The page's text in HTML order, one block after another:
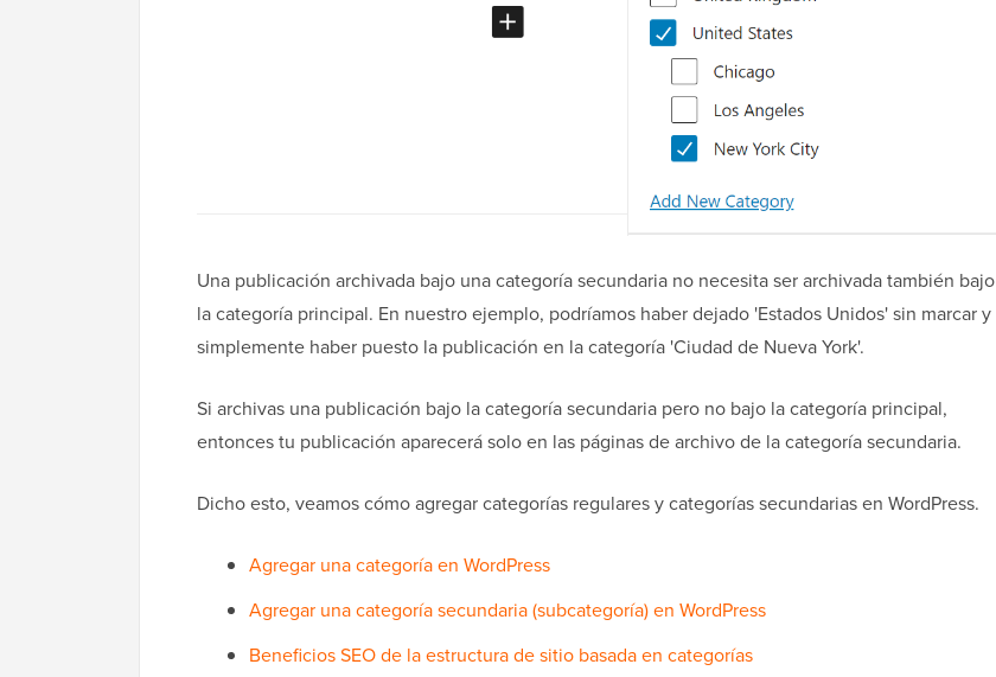
Una publicación archivada bajo una categoría secundaria no necesita ser archivada también bajo
la categoría principal. En nuestro ejemplo, podríamos haber dejado 'Estados Unidos' sin marcar y
simplemente haber puesto la publicación en la categoría 'Ciudad de Nueva York'.
Si archivas una publicación bajo la categoría secundaria pero no bajo la categoría principal,
entonces tu publicación aparecerá solo en las páginas de archivo de la categoría secundaria.
Dicho esto, veamos cómo agregar categorías regulares y categorías secundarias en WordPress.
Agregar una categoría en WordPress
Agregar una categoría secundaria (subcategoría) en WordPress
Beneficios SEO de la estructura de sitio basada en categorías